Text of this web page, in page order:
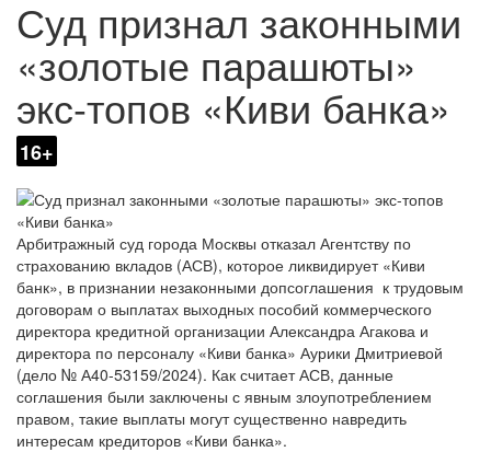
Суд признал законными
«золотые парашюты»
экс-топов «Киви банка»
16+
Арбитражный суд города Москвы отказал Агентству по
страхованию вкладов (АСВ), которое ликвидирует «Киви
банк», в признании незаконными допсоглашения к трудовым
договорам о выплатах выходных пособий коммерческого
директора кредитной организации Александра Агакова и
директора по персоналу «Киви банка» Аурики Дмитриевой
(дело № А40-53159/2024). Как считает АСВ, данные
соглашения были заключены с явным злоупотреблением
правом, такие выплаты могут существенно навредить